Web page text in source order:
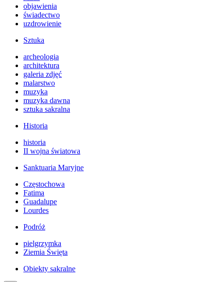
objawienia
świadectwo
uzdrowienie
Sztuka
archeologia
architektura
galeria zdjęć
malarstwo
muzyka
muzyka dawna
sztuka sakralna
Historia
historia
II wojna światowa
Sanktuaria Maryjne
Częstochowa
Fatima
Guadalupe
Lourdes
Podróż
pielgrzymka
Ziemia Święta
Obiekty sakralne